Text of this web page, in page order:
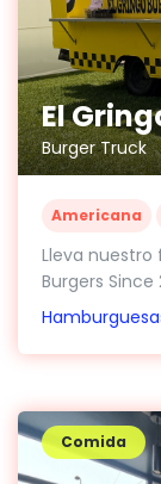
El
Burger Truck
Americana
Lleva
Burgers Since
Comida